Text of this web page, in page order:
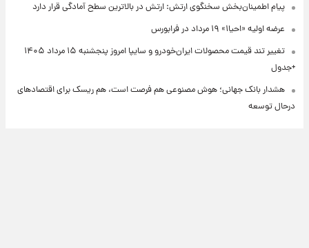
پیام اطمینان‌بخش سخنگوی ارتش: ارتش در بالاترین سطح آمادگی قرار دارد
عرضه اولیه «احیا۱» ۱۹ مرداد در فرابورس
تغییر تند قیمت محصولات ایران‌خودرو و سایپا امروز پنجشنبه ۱۵ مرداد ۱۴۰۵
+جدول
هشدار بانک جهانی؛ هوش مصنوعی هم فرصت است، هم ریسک برای اقتصادهای
درحال توسعه